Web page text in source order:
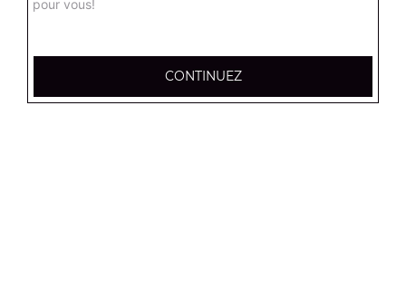
Base sauce tomate, boeuf, jambon, poulet, merguez
supreme sucuk large
pour vous!
CONTINUEZ